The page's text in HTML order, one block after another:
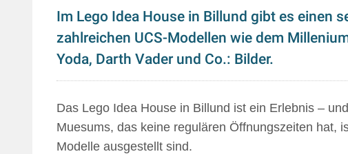
Im Lego Idea House in Billund gibt es einen
zahlreichen UCS-Modellen wie dem
Yoda, Darth Vader und Co.: Bilder.
Das Lego Idea House in Billund ist ein Erlebnis –
Muesums, das keine regulären Öffnungszeiten hat,
Modelle ausgestellt sind.